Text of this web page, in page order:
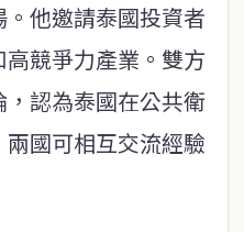
他邀請泰國投資者
競爭力產業。雙方
認為泰國在公共衛
國可相互交流經驗